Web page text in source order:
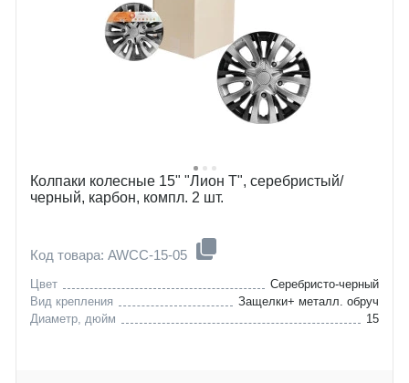
Колпаки колесные 15" "Лион Т", серебристый/
черный, карбон, компл. 2 шт.
Код товара: AWCC-15-05
Цвет
Серебристо-черный
Вид крепления
Защелки+ металл. обруч
Диаметр, дюйм
15